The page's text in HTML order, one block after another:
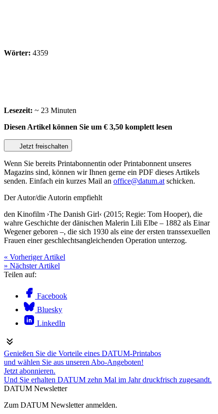
Wörter: 4359
Lesezeit: ~ 23 Minuten
Diesen Artikel können Sie um € 3,50 komplett lesen
Jetzt freischalten
Wenn Sie bereits Printabonnentin oder Printabonnent unseres
Magazins sind, können wir Ihnen gerne ein PDF dieses Artikels
senden. Einfach ein kurzes Mail an office@datum.at schicken.
Der Autor/die Autorin empfiehlt
den Kinofilm ›The Danish Girl‹ (2015; Regie: Tom Hooper), die
wahre Geschichte der dänischen Malerin Lili Elbe – 1882 als Einar
Wegener geboren –, die sich 1930 als eine der ersten transsexuellen
Frauen einer geschlechtsangleichenden Operation unterzog.
« Vorheriger Artikel
» Nächster Artikel
Teilen auf:
Facebook
Bluesky
LinkedIn
Genießen Sie die Vorteile eines DATUM-Printabos
und wählen Sie aus unseren Abo-Angeboten!
Jetzt abonnieren.
Und Sie erhalten DATUM zehn Mal im Jahr druckfrisch zugesandt.
DATUM Newsletter
Zum DATUM Newsletter anmelden.